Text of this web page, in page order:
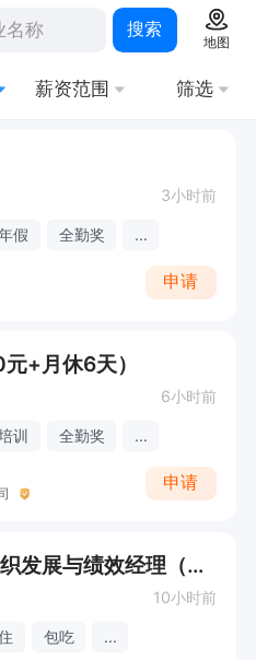
搜索
地图
薪资范围 筛选
3小时前
假 全勤奖 ...
申请
+月休6天）
6小时前
训 全勤奖 ...
申请
人力资源运营总监/组织发展与绩效经理（包吃住，社保）
10小时前
包吃 ...